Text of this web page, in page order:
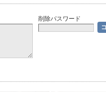
削除パスワード